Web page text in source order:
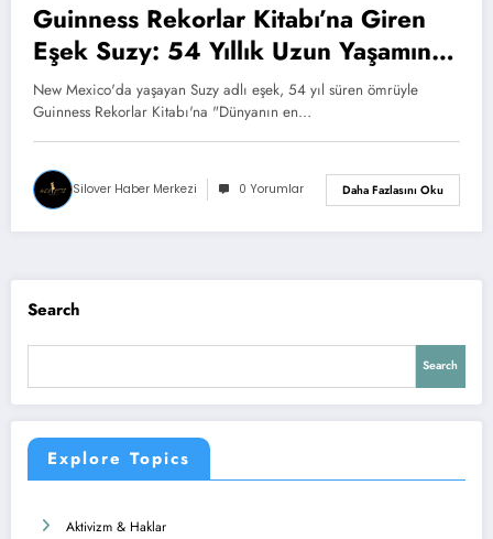
Guinness Rekorlar Kitabı’na Giren
Eşek Suzy: 54 Yıllık Uzun Yaşamın
Sırrı
New Mexico'da yaşayan Suzy adlı eşek, 54 yıl süren ömrüyle
Guinness Rekorlar Kitabı'na "Dünyanın en…
Silover Haber Merkezi 0 Yorumlar Daha Fazlasını Oku
Search
Search
Explore Topics
Aktivizm & Haklar